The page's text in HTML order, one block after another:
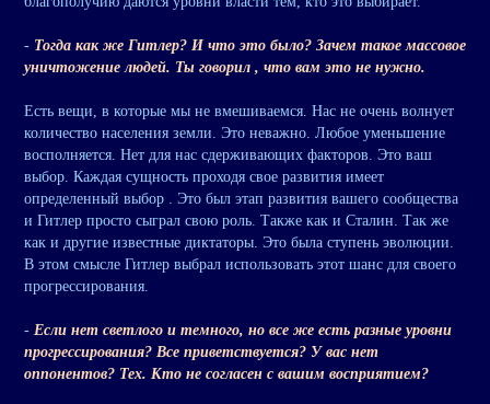
- Тогда как же Гитлер? И что это было? Зачем такое массовое
уничтожение людей. Ты говорил , что вам это не нужно.
Есть вещи, в которые мы не вмешиваемся. Нас не очень волнует
количество населения земли. Это неважно. Любое уменьшение
восполняется. Нет для нас сдерживающих факторов. Это ваш
выбор. Каждая сущность проходя свое развития имеет
определенный выбор . Это был этап развития вашего сообщества
и Гитлер просто сыграл свою роль. Также как и Сталин. Так же
как и другие известные диктаторы. Это была ступень эволюции.
В этом смысле Гитлер выбрал использовать этот шанс для своего
прогрессирования.
- Если нет светлого и темного, но все же есть разные уровни
прогрессирования? Все приветствуется? У вас нет
оппонентов? Тех. Кто не согласен с вашим восприятием?